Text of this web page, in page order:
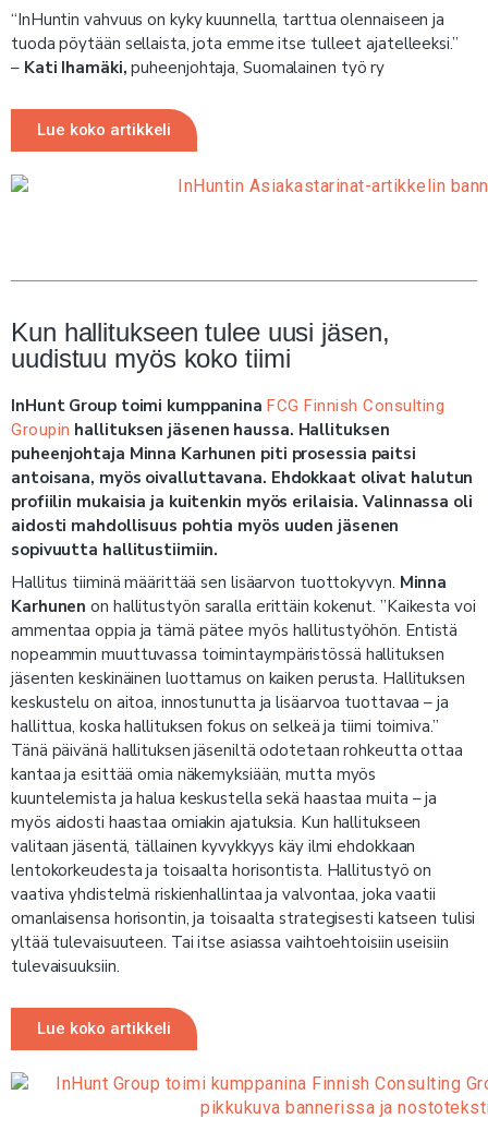
“InHuntin vahvuus on kyky kuunnella, tarttua olennaiseen ja
tuoda pöytään sellaista, jota emme itse tulleet ajatelleeksi.”
– Kati Ihamäki, puheenjohtaja, Suomalainen työ ry
Lue koko artikkeli
Kun hallitukseen tulee uusi jäsen,
uudistuu myös koko tiimi
InHunt Group toimi kumppanina FCG Finnish Consulting
Groupin hallituksen jäsenen haussa. Hallituksen
puheenjohtaja Minna Karhunen piti prosessia paitsi
antoisana, myös oivalluttavana. Ehdokkaat olivat halutun
profiilin mukaisia ja kuitenkin myös erilaisia. Valinnassa oli
aidosti mahdollisuus pohtia myös uuden jäsenen
sopivuutta hallitustiimiin.
Hallitus tiiminä määrittää sen lisäarvon tuottokyvyn. Minna
Karhunenon hallitustyön saralla erittäin kokenut. ”Kaikesta voi
ammentaa oppia ja tämä pätee myös hallitustyöhön. Entistä
nopeammin muuttuvassa toimintaympäristössä hallituksen
jäsenten keskinäinen luottamus on kaiken perusta. Hallituksen
keskustelu on aitoa, innostunutta ja lisäarvoa tuottavaa – ja
hallittua, koska hallituksen fokus on selkeä ja tiimi toimiva.”
Tänä päivänä hallituksen jäseniltä odotetaan rohkeutta ottaa
kantaa ja esittää omia näkemyksiään, mutta myös
kuuntelemista ja halua keskustella sekä haastaa muita – ja
myös aidosti haastaa omiakin ajatuksia. Kun hallitukseen
valitaan jäsentä, tällainen kyvykkyys käy ilmi ehdokkaan
lentokorkeudesta ja toisaalta horisontista. Hallitustyö on
vaativa yhdistelmä riskienhallintaa ja valvontaa, joka vaatii
omanlaisensa horisontin, ja toisaalta strategisesti katseen tulisi
yltää tulevaisuuteen. Tai itse asiassa vaihtoehtoisiin useisiin
tulevaisuuksiin.
Lue koko artikkeli